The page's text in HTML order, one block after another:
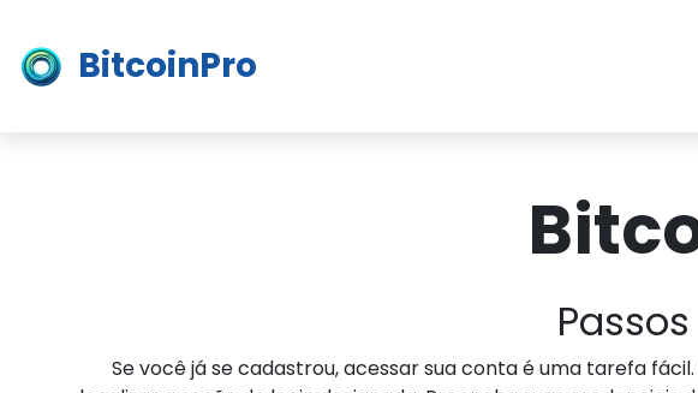
BitcoinPro
Se você já se cadastrou, acessar sua conta é uma tarefa